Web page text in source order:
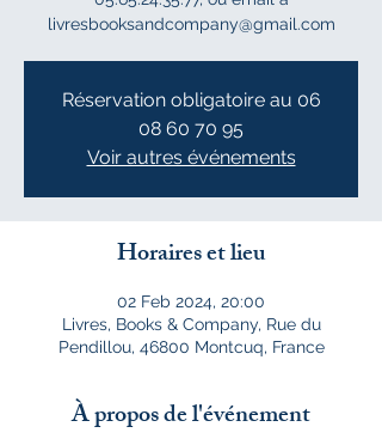
livresbooksandcompany@gmail.com
Réservation obligatoire au 06
08 60 70 95
Voir autres événements
Horaires et lieu
02 Feb 2024, 20:00
Livres, Books & Company, Rue du
Pendillou, 46800 Montcuq, France
À propos de l'événement